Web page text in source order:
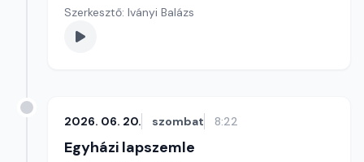
Szerkesztő: Iványi Balázs
2026. 06. 20. szombat 8:22
Egyházi lapszemle